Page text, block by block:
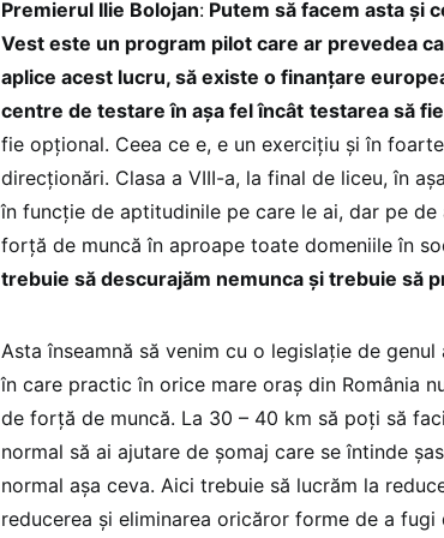
Premierul Ilie Bolojan: Putem să facem asta și
Vest este un program pilot care ar prevedea
aplice acest lucru, să existe o finanțare
centre de testare în așa fel încât testarea să
fie opțional. Ceea ce e, e un exercițiu și în
direcționări. Clasa a VIII-a, la final de liceu, în
în funcție de aptitudinile pe care le ai, dar pe
forță de muncă în aproape toate domeniile în
trebuie să descurajăm nemunca și trebuie să
Asta înseamnă să venim cu o legislație de
în care practic în orice mare oraș din România
de forță de muncă. La 30 – 40 km să poți să
normal să ai ajutare de șomaj care se întinde
normal așa ceva. Aici trebuie să lucrăm la
reducerea și eliminarea oricăror forme de a fugi